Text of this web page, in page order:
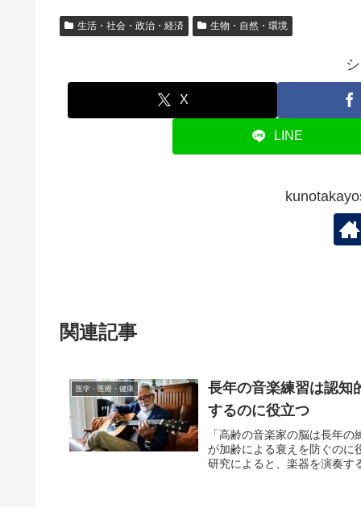
生活・社会・政治・経済 生物・自然・環境
X
LINE
関連記事
医学・医療・健康
長年の音楽練習は認知
するのに役立つ
「高齢の音楽家の脳は長年
が加齢による衰えを防ぐの
研究によると、楽器を演奏す